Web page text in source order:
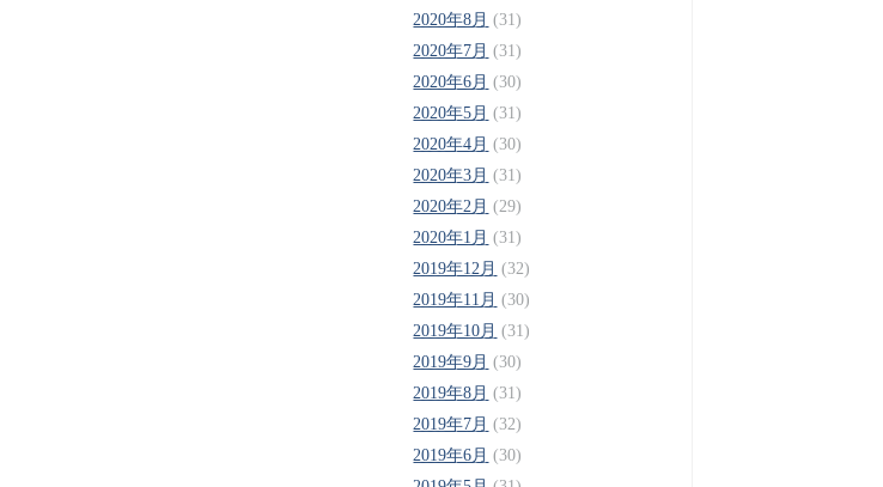
2020年8月 (31)
2020年7月 (31)
2020年6月 (30)
2020年5月 (31)
2020年4月 (30)
2020年3月 (31)
2020年2月 (29)
2020年1月 (31)
2019年12月 (32)
2019年11月 (30)
2019年10月 (31)
2019年9月 (30)
2019年8月 (31)
2019年7月 (32)
2019年6月 (30)